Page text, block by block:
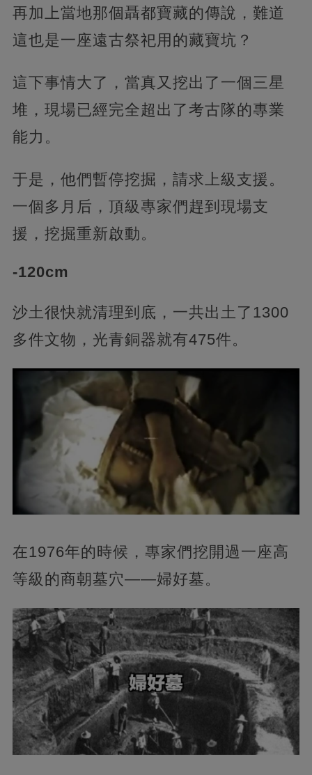
再加上當地那個聶都寶藏的傳說，難道
這也是一座遠古祭祀用的藏寶坑？
這下事情大了，當真又挖出了一個三星
堆，現場已經完全超出了考古隊的專業
能力。
于是，他們暫停挖掘，請求上級支援。
一個多月后，頂級專家們趕到現場支
援，挖掘重新啟動。
-120cm
沙土很快就清理到底，一共出土了1300
多件文物，光青銅器就有475件。
在1976年的時候，專家們挖開過一座高
等級的商朝墓穴——婦好墓。